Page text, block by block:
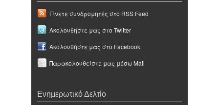
Γίνετε συνδρομητές στο RSS Feed
Ακολουθήστε μας στο Twitter
Ακολουθήστε μας στο Facebook
Παρακολουθείστε μας μέσω Mail
Ενημερωτικό Δελτίο